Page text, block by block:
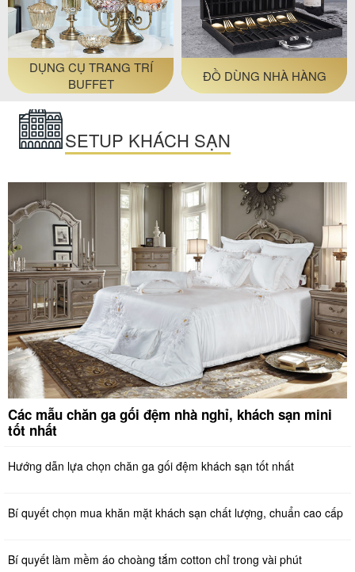
DỤNG CỤ TRANG TRÍ
BUFFET
ĐỒ DÙNG NHÀ HÀNG
SETUP KHÁCH SẠN
Các mẫu chăn ga gối đệm nhà nghỉ, khách sạn mini
tốt nhất
Hướng dẫn lựa chọn chăn ga gối đệm khách sạn tốt nhất
Bí quyết chọn mua khăn mặt khách sạn chất lượng, chuẩn cao cấp
Bí quyết làm mềm áo choàng tắm cotton chỉ trong vài phút